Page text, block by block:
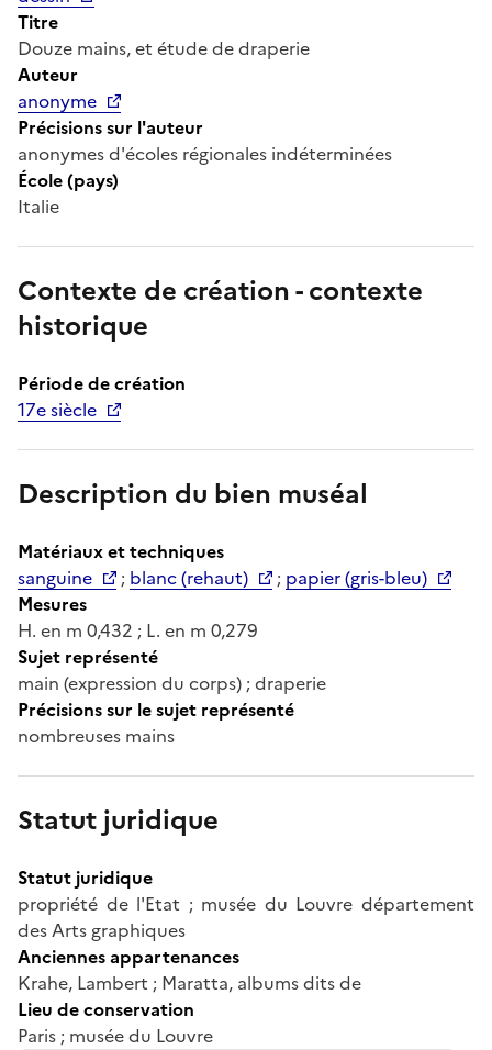
Titre
Douze mains, et étude de draperie
Auteur
anonyme
Précisions sur l'auteur
anonymes d'écoles régionales indéterminées
École (pays)
Italie
Contexte de création - contexte
historique
Période de création
17e siècle
Description du bien muséal
Matériaux et techniques
sanguine
; blanc (rehaut) ; papier (gris-bleu)
Mesures
H. en m 0,432 ; L. en m 0,279
Sujet représenté
main (expression du corps) ; draperie
Précisions sur le sujet représenté
nombreuses mains
Statut juridique
Statut juridique
propriété de l'Etat ; musée du Louvre département
des Arts graphiques
Anciennes appartenances
Krahe, Lambert ; Maratta, albums dits de
Lieu de conservation
Paris ; musée du Louvre